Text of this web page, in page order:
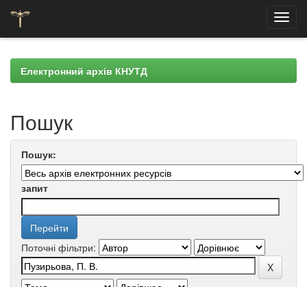
navigationЕлектронний архів КНУТД
Пошук
Пошук:
запит
Поточні фільтри: